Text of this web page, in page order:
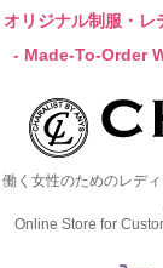
オリジナル制服・
- Made-To-Order
働く女性のためのレデ
Online Store for